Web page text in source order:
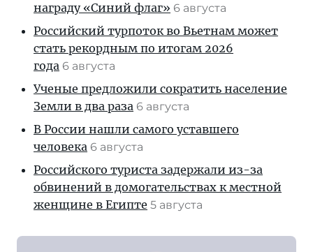
награду «Синий флаг» 6 августа
Российский турпоток во Вьетнам может
стать рекордным по итогам 2026
года 6 августа
Ученые предложили сократить население
Земли в два раза 6 августа
В России нашли самого уставшего
человека 6 августа
Российского туриста задержали из-за
обвинений в домогательствах к местной
женщине в Египте 5 августа